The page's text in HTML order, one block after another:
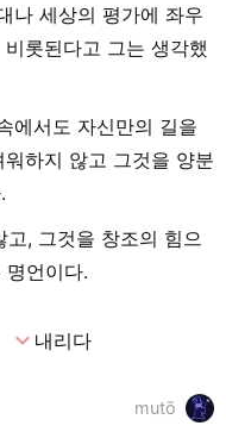
나 세상의 평가에 좌우
롯된다고 그는 생각했
에서도 자신만의 길을
하지 않고 그것을 양분
, 그것을 창조의 힘으
명언이다.
expand_more내리다
mutō